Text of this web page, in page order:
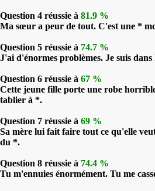
Question 4 réussie à 81.9 %
Ma sœur a peur de tout. C'est une *
Question 5 réussie à 74.7 %
J'ai d'énormes problèmes. Je suis
Question 6 réussie à 67 %
Cette jeune fille porte une robe
tablier à *.
Question 7 réussie à 69 %
Sa mère lui fait faire tout ce qu'elle
du *.
Question 8 réussie à 74.4 %
Tu m'ennuies énormément. Tu me